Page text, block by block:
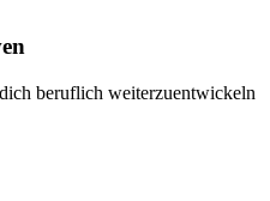
beruflich weiterzuentwickeln